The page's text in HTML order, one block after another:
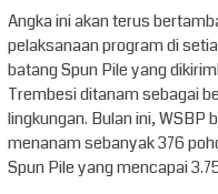
Angka ini akan terus
pelaksanaan program di
batang Spun Pile yang
Trembesi ditanam sebagai
lingkungan. Bulan ini, WSBP
menanam sebanyak 376
Spun Pile yang mencapai